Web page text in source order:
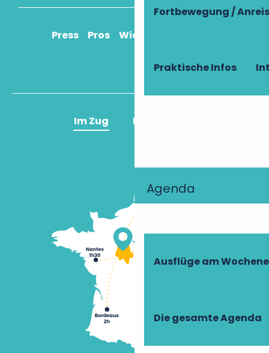
Fortbewegung /
Praktische Infos
Agenda
Ausflüge am
Die gesamte Agenda
Press Pros Wie komme ich an?
Im Zug Im Flugzeug